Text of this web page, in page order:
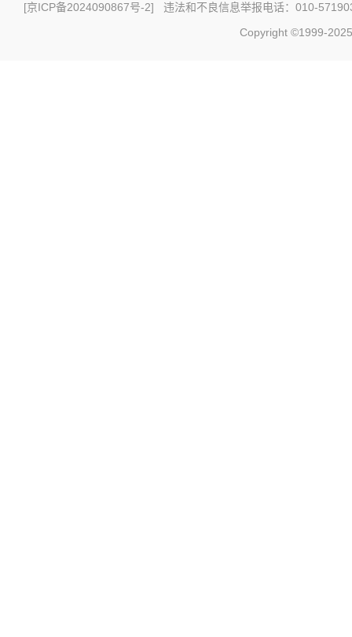
[京ICP备2024090867号-2] 违法和不良信息举报电话：010-
Copyright ©1999-